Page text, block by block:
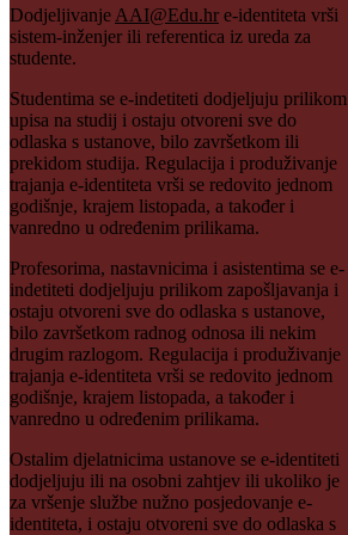
Dodjeljivanje AAI@Edu.hr e-identiteta vrši
sistem-inženjer ili referentica iz ureda za
studente.
Studentima se e-indetiteti dodjeljuju prilikom
upisa na studij i ostaju otvoreni sve do
odlaska s ustanove, bilo završetkom ili
prekidom studija. Regulacija i produživanje
trajanja e-identiteta vrši se redovito jednom
godišnje, krajem listopada, a također i
vanredno u određenim prilikama.
Profesorima, nastavnicima i asistentima se e-
indetiteti dodjeljuju prilikom zapošljavanja i
ostaju otvoreni sve do odlaska s ustanove,
bilo završetkom radnog odnosa ili nekim
drugim razlogom. Regulacija i produživanje
trajanja e-identiteta vrši se redovito jednom
godišnje, krajem listopada, a također i
vanredno u određenim prilikama.
Ostalim djelatnicima ustanove se e-identiteti
dodjeljuju ili na osobni zahtjev ili ukoliko je
za vršenje službe nužno posjedovanje e-
identiteta, i ostaju otvoreni sve do odlaska s